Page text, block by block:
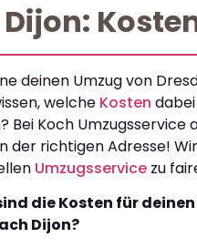
deinen Umzug von
welche Kosten
Bei Koch Umzugsservice
der richtigen Adresse!
Umzugsservice zu
die Kosten für
Dijon?